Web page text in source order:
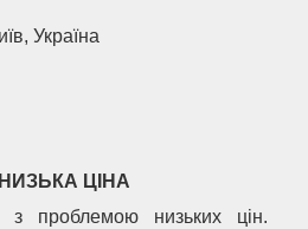
Україна
ЦІНА
з проблемою низьких цін.